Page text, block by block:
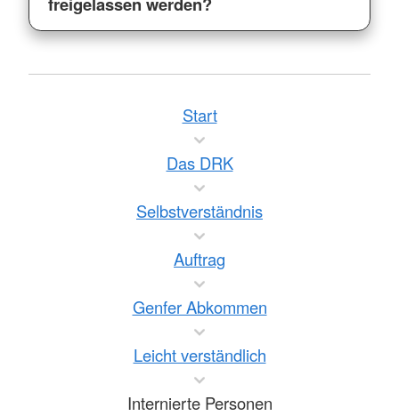
Start
Das DRK
Selbstverständnis
Auftrag
Genfer Abkommen
Leicht verständlich
Internierte Personen